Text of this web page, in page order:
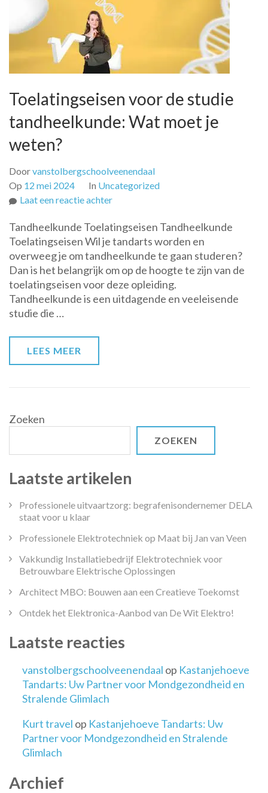
Toelatingseisen voor de studie
tandheelkunde: Wat moet je
weten?
Doorvanstolbergschoolveenendaal
Op 12 mei 2024 In Uncategorized
Laat een reactie achterop
voor
de
studie
tandheelkunde:
Wat
moet
Tandheelkunde Toelatingseisen Tandheelkunde
Toelatingseisen Wil je tandarts worden en
overweeg je om tandheelkunde te gaan studeren?
Dan is het belangrijk om op de hoogte te zijn van de
toelatingseisen voor deze opleiding.
Tandheelkunde is een uitdagende en veeleisende
studie die …
LEES MEER
Zoeken
ZOEKEN
Laatste artikelen
Professionele uitvaartzorg: begrafenisondernemer DELA
staat voor u klaar
Professionele Elektrotechniek op Maat bij Jan van Veen
Vakkundig Installatiebedrijf Elektrotechniek voor
Betrouwbare Elektrische Oplossingen
Architect MBO: Bouwen aan een Creatieve Toekomst
Ontdek het Elektronica-Aanbod van De Wit Elektro!
Laatste reacties
vanstolbergschoolveenendaal op Kastanjehoeve
Tandarts: Uw Partner voor Mondgezondheid en
Stralende Glimlach
Kurt travel op Kastanjehoeve Tandarts: Uw
Partner voor Mondgezondheid en Stralende
Glimlach
Archief